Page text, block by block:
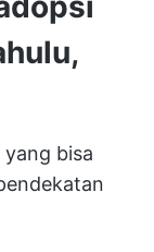
bisa